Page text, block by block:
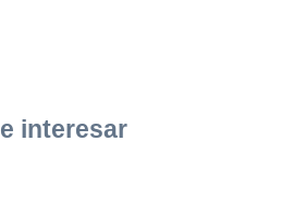
interesar